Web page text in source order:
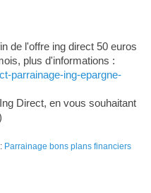
de l'offre ing direct 50 euros
plus d'informations :
parrainage-ing-epargne-
Direct, en vous souhaitant
Parrainage bons plans financiers